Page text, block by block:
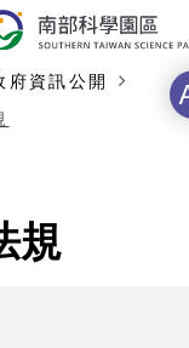
府資訊公開
字
規